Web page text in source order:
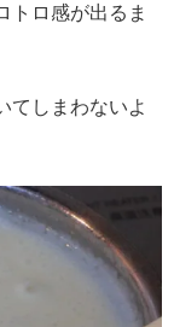
トロ感が出るま
てしまわないよ